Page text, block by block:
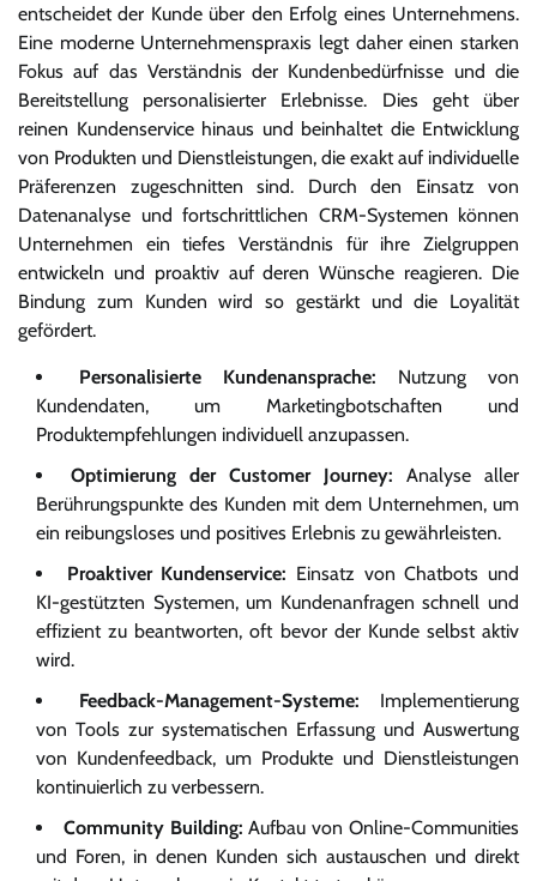
entscheidet der Kunde über den Erfolg eines Unternehmens.
Eine moderne Unternehmenspraxis legt daher einen starken
Fokus auf das Verständnis der Kundenbedürfnisse und die
Bereitstellung personalisierter Erlebnisse. Dies geht über
reinen Kundenservice hinaus und beinhaltet die Entwicklung
von Produkten und Dienstleistungen, die exakt auf individuelle
Präferenzen zugeschnitten sind. Durch den Einsatz von
Datenanalyse und fortschrittlichen CRM-Systemen können
Unternehmen ein tiefes Verständnis für ihre Zielgruppen
entwickeln und proaktiv auf deren Wünsche reagieren. Die
Bindung zum Kunden wird so gestärkt und die Loyalität
gefördert.
Personalisierte Kundenansprache: Nutzung von
Kundendaten, um Marketingbotschaften und
Produktempfehlungen individuell anzupassen.
Optimierung der Customer Journey: Analyse aller
Berührungspunkte des Kunden mit dem Unternehmen, um
ein reibungsloses und positives Erlebnis zu gewährleisten.
Proaktiver Kundenservice: Einsatz von Chatbots und
KI-gestützten Systemen, um Kundenanfragen schnell und
effizient zu beantworten, oft bevor der Kunde selbst aktiv
wird.
Feedback-Management-Systeme: Implementierung
von Tools zur systematischen Erfassung und Auswertung
von Kundenfeedback, um Produkte und Dienstleistungen
kontinuierlich zu verbessern.
Community Building: Aufbau von Online-Communities
und Foren, in denen Kunden sich austauschen und direkt